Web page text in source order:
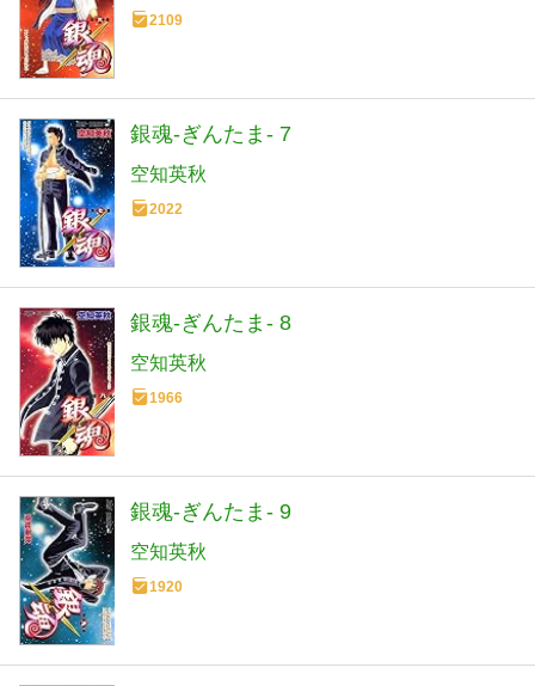
2109
銀魂-ぎんたま- 7
空知英秋
2022
銀魂-ぎんたま- 8
空知英秋
1966
銀魂-ぎんたま- 9
空知英秋
1920